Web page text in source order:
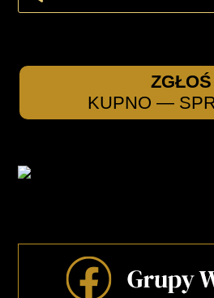
ZGŁOŚ
KUPNO —